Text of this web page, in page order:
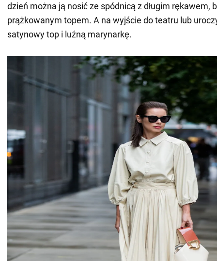
dzień można ją nosić ze spódnicą z długim rękawem,
prążkowanym topem. A na wyjście do teatru lub
satynowy top i luźną marynarkę.